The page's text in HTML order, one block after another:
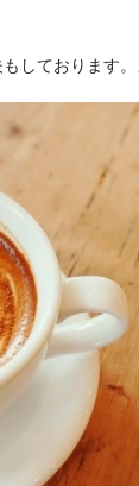
しております